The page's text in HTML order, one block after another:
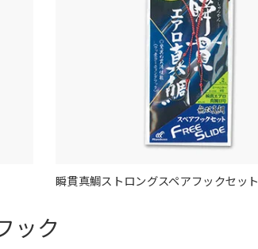
瞬貫真鯛ストロングスペアフックセット
ック